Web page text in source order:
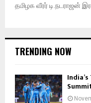
தமிழக வீரர் டி.நடராஜன்
TRENDING NOW